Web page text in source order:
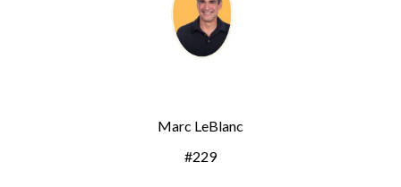
Marc LeBlanc
#229